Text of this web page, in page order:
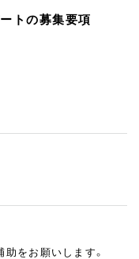
トの募集要項
をお願いします。